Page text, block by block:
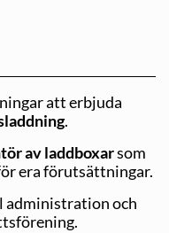
att erbjuda
.
av laddboxarsom
era förutsättningar.
administration och